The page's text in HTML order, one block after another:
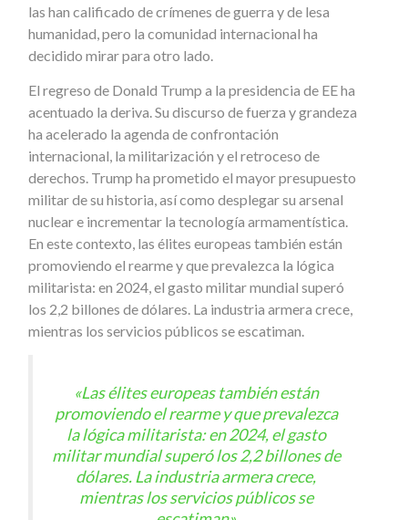
las han calificado de crímenes de guerra y de lesa
humanidad, pero la comunidad internacional ha
decidido mirar para otro lado.
El regreso de Donald Trump a la presidencia de EE ha
acentuado la deriva. Su discurso de fuerza y grandeza
ha acelerado la agenda de confrontación
internacional, la militarización y el retroceso de
derechos. Trump ha prometido el mayor presupuesto
militar de su historia, así como desplegar su arsenal
nuclear e incrementar la tecnología armamentística.
En este contexto, las élites europeas también están
promoviendo el rearme y que prevalezca la lógica
militarista: en 2024, el gasto militar mundial superó
los 2,2 billones de dólares. La industria armera crece,
mientras los servicios públicos se escatiman.
«Las élites europeas también están
promoviendo el rearme y que prevalezca
la lógica militarista: en 2024, el gasto
militar mundial superó los 2,2 billones de
dólares. La industria armera crece,
mientras los servicios públicos se